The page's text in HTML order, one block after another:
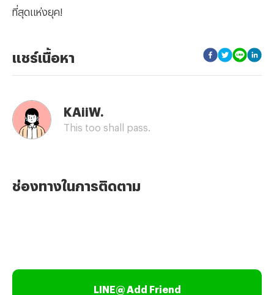
ที่สุดแห่งยุค!
แชร์เนื้อหา
KAiiW.
This too shall pass.
ช่องทางในการติดตาม
LINE@ Add Friend